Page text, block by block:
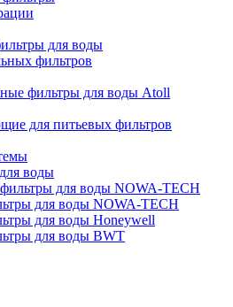
для воды
фильтров
фильтры для воды Atoll
для питьевых фильтров
воды
для воды NOWA-TECH
для воды NOWA-TECH
для воды Honeywell
для воды BWT